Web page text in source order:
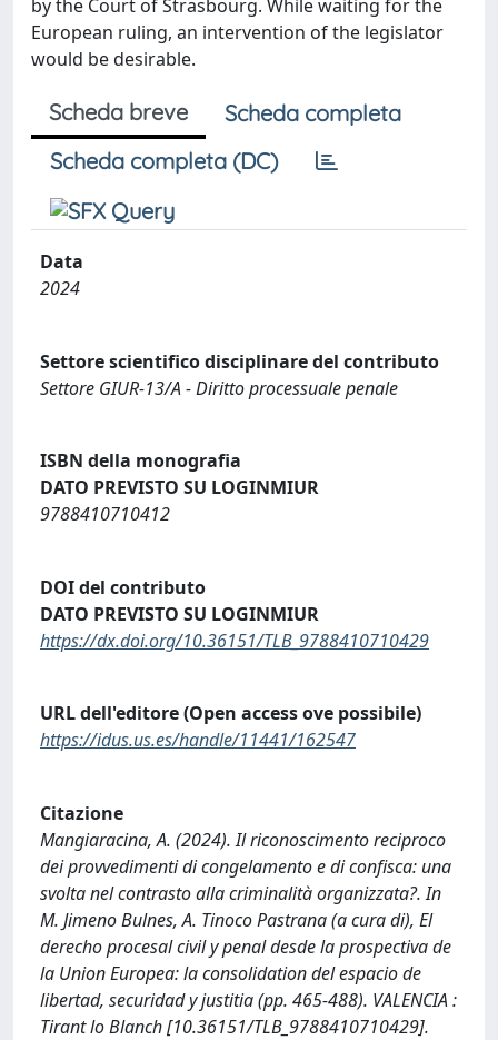
by the Court of Strasbourg. While waiting for the
European ruling, an intervention of the legislator
would be desirable.
Scheda breve
Scheda completa
Scheda completa (DC)
Data
2024
Settore scientifico disciplinare del contributo
Settore GIUR-13/A - Diritto processuale penale
ISBN della monografia
DATO PREVISTO SU LOGINMIUR
9788410710412
DOI del contributo
DATO PREVISTO SU LOGINMIUR
https://dx.doi.org/10.36151/TLB_9788410710429
URL dell'editore (Open access ove possibile)
https://idus.us.es/handle/11441/162547
Citazione
Mangiaracina, A. (2024). Il riconoscimento reciproco
dei provvedimenti di congelamento e di confisca: una
svolta nel contrasto alla criminalità organizzata?. In
M. Jimeno Bulnes, A. Tinoco Pastrana (a cura di), El
derecho procesal civil y penal desde la prospectiva de
la Union Europea: la consolidation del espacio de
libertad, securidad y justitia (pp. 465-488). VALENCIA :
Tirant lo Blanch [10.36151/TLB_9788410710429].